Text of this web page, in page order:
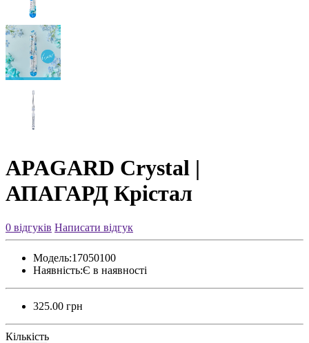
APAGARD Crystal |
АПАГАРД Крістал
0 відгуків Написати відгук
Модель:17050100
Наявність:Є в наявності
325.00 грн
Кількість